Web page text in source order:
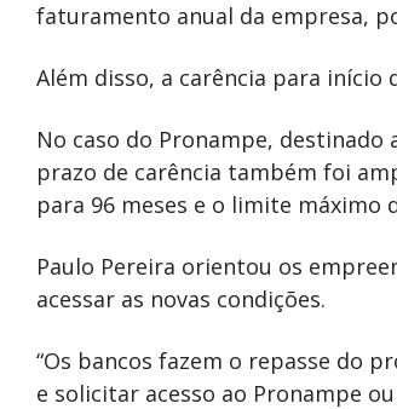
faturamento anual da empresa,
Além disso, a carência para início
No caso do Pronampe,
prazo de carência também foi
para 96 meses e o limite máximo
Paulo Pereira orientou os
acessar as novas condições.
“Os bancos fazem o repasse do
e solicitar acesso ao Pronampe